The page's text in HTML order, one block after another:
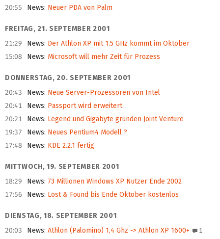
20:55
News: Neuer PDA von Palm
FREITAG, 21. SEPTEMBER 2001
21:29
News: Der Athlon XP mit 1.5 GHz kommt im Oktober
15:08
News: Microsoft will mehr Zeit für Prozess
DONNERSTAG, 20. SEPTEMBER 2001
20:43
News: Neue Server-Prozessoren von Intel
20:41
News: Passport wird erweitert
20:21
News: Legend und Gigabyte gründen Joint Venture
19:37
News: Neues Pentium4 Modell ?
17:48
News: KDE 2.2.1 fertig
MITTWOCH, 19. SEPTEMBER 2001
18:29
News: 73 Millionen Windows XP Nutzer Ende 2002
17:56
News: Lost & Found bis Ende Oktober kostenlos
DIENSTAG, 18. SEPTEMBER 2001
20:03
News: Athlon (Palomino) 1,4 Ghz -> Athlon XP 1600+ 1